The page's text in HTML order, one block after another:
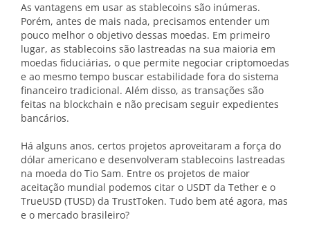
As vantagens em usar as stablecoins são inúmeras.
Porém, antes de mais nada, precisamos entender um
pouco melhor o objetivo dessas moedas. Em primeiro
lugar, as stablecoins são lastreadas na sua maioria em
moedas fiduciárias, o que permite negociar criptomoedas
e ao mesmo tempo buscar estabilidade fora do sistema
financeiro tradicional. Além disso, as transações são
feitas na blockchain e não precisam seguir expedientes
bancários.
Há alguns anos, certos projetos aproveitaram a força do
dólar americano e desenvolveram stablecoins lastreadas
na moeda do Tio Sam. Entre os projetos de maior
aceitação mundial podemos citar o USDT da Tether e o
TrueUSD (TUSD) da TrustToken. Tudo bem até agora, mas
e o mercado brasileiro?